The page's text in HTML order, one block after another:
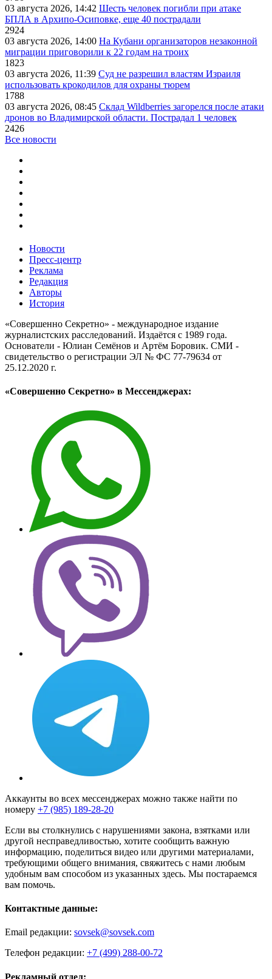
03 августа 2026, 14:42 Шесть человек погибли при атаке
БПЛА в Архипо-Осиповке, еще 40 пострадали
2924
03 августа 2026, 14:00 На Кубани организаторов незаконной
миграции приговорили к 22 годам на троих
1823
03 августа 2026, 11:39 Суд не разрешил властям Израиля
использовать крокодилов для охраны тюрем
1788
03 августа 2026, 08:45 Склад Wildberries загорелся после атаки
дронов во Владимирской области. Пострадал 1 человек
2426
Все новости
Новости
Пресс-центр
Реклама
Редакция
Авторы
История
«Совершенно Секретно» - международное издание
журналистских расследований. Издаётся с 1989 года.
Основатели - Юлиан Семёнов и Артём Боровик. CМИ -
свидетельство о регистрации ЭЛ № ФС 77-79634 от
25.12.2020 г.
«Совершенно Секретно» в Мессенджерах:
Аккаунты во всех мессенджерах можно также найти по
номеру +7 (985) 189-28-20
Если вы столкнулись с нарушениями закона, взятками или
другой несправедливостью, хотите сообщить важную
информацию, поделиться видео или другими материалами,
требующими общего внимания, свяжитесь с нами любым
удобным вам способом из указанных здесь. Мы постараемся
вам помочь.
Контактные данные:
Email редакции: sovsek@sovsek.com
Телефон редакции: +7 (499) 288-00-72
Рекламный отдел: